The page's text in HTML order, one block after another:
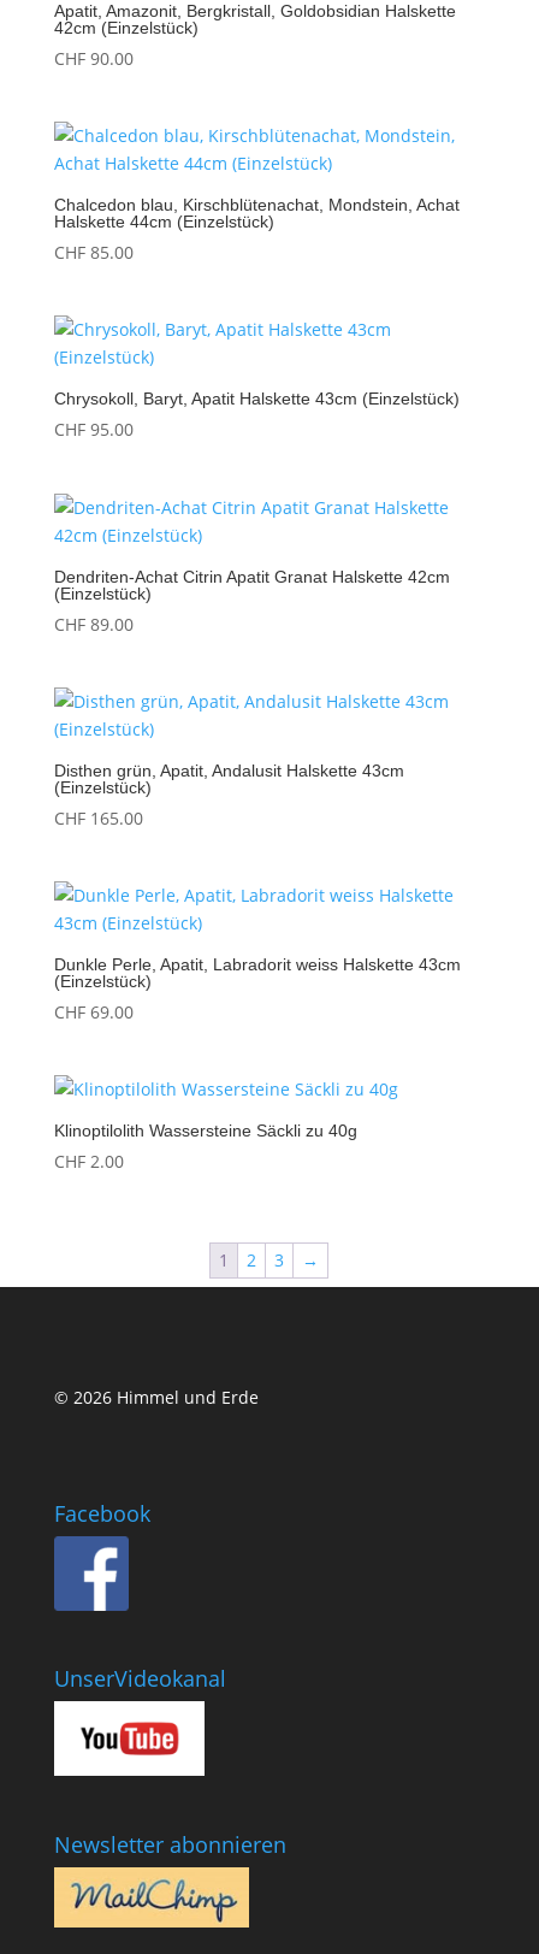
Apatit, Amazonit, Bergkristall, Goldobsidian Halskette
42cm (Einzelstück)
CHF90.00
Chalcedon blau, Kirschblütenachat, Mondstein, Achat
Halskette 44cm (Einzelstück)
CHF85.00
Chrysokoll, Baryt, Apatit Halskette 43cm (Einzelstück)
CHF95.00
Dendriten-Achat Citrin Apatit Granat Halskette 42cm
(Einzelstück)
CHF89.00
Disthen grün, Apatit, Andalusit Halskette 43cm
(Einzelstück)
CHF165.00
Dunkle Perle, Apatit, Labradorit weiss Halskette 43cm
(Einzelstück)
CHF69.00
Klinoptilolith Wassersteine Säckli zu 40g
CHF2.00
1 2 3 →
© 2026 Himmel und Erde
Facebook
UnserVideokanal
Newsletter abonnieren